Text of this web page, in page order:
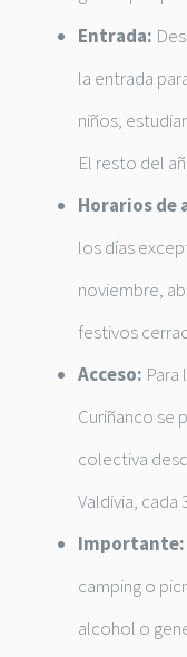
Entrada:
la entrada
niños,
El resto del
Horarios de
los días
noviembre,
festivos
Acceso:
Curiñanco se
colectiva
Valdivia, cada
Importante:
camping o
alcohol o